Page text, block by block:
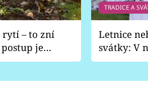
rytí – to zní
je
některé
TRADICE A
Letnice
svátky: V
pondělí